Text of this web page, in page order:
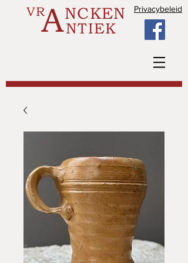
VRANTIEK
Privacybeleid
NCKEN